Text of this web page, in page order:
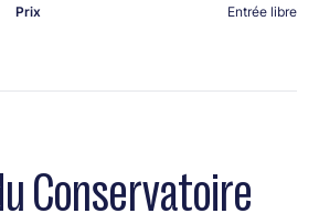
Conservatoire
Prix Entrée libre